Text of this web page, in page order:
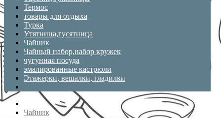
Термос
товары для отдыха
Турка
Утятница,гусятница
Чайник
Чайный набор,набор кружек
чугунная посуда
эмалированные кастрюли
Этажерки, вешалки, гладилки
Чайник